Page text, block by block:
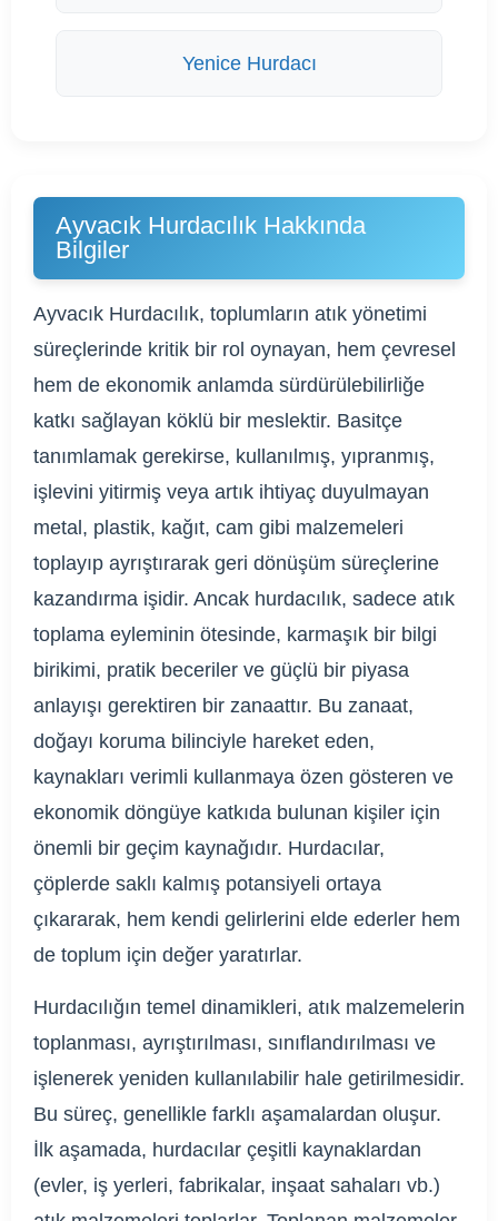
Yenice Hurdacı
Ayvacık Hurdacılık Hakkında
Bilgiler
Ayvacık Hurdacılık, toplumların atık yönetimi
süreçlerinde kritik bir rol oynayan, hem çevresel
hem de ekonomik anlamda sürdürülebilirliğe
katkı sağlayan köklü bir meslektir. Basitçe
tanımlamak gerekirse, kullanılmış, yıpranmış,
işlevini yitirmiş veya artık ihtiyaç duyulmayan
metal, plastik, kağıt, cam gibi malzemeleri
toplayıp ayrıştırarak geri dönüşüm süreçlerine
kazandırma işidir. Ancak hurdacılık, sadece atık
toplama eyleminin ötesinde, karmaşık bir bilgi
birikimi, pratik beceriler ve güçlü bir piyasa
anlayışı gerektiren bir zanaattır. Bu zanaat,
doğayı koruma bilinciyle hareket eden,
kaynakları verimli kullanmaya özen gösteren ve
ekonomik döngüye katkıda bulunan kişiler için
önemli bir geçim kaynağıdır. Hurdacılar,
çöplerde saklı kalmış potansiyeli ortaya
çıkararak, hem kendi gelirlerini elde ederler hem
de toplum için değer yaratırlar.
Hurdacılığın temel dinamikleri, atık malzemelerin
toplanması, ayrıştırılması, sınıflandırılması ve
işlenerek yeniden kullanılabilir hale getirilmesidir.
Bu süreç, genellikle farklı aşamalardan oluşur.
İlk aşamada, hurdacılar çeşitli kaynaklardan
(evler, iş yerleri, fabrikalar, inşaat sahaları vb.)